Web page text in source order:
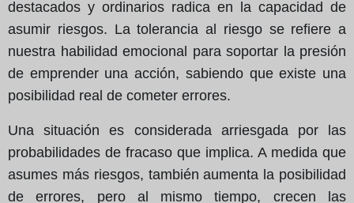
destacados y ordinarios radica en la capacidad de
asumir riesgos. La tolerancia al riesgo se refiere a
nuestra habilidad emocional para soportar la presión
de emprender una acción, sabiendo que existe una
posibilidad real de cometer errores.
Una situación es considerada arriesgada por las
probabilidades de fracaso que implica. A medida que
asumes más riesgos, también aumenta la posibilidad
de errores, pero al mismo tiempo, crecen las